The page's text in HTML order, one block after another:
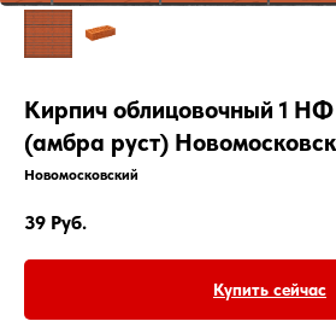
Кирпич облицовочный 1 НФ
(амбра руст)
Новомосковский
39 Руб.
Купить сейчас